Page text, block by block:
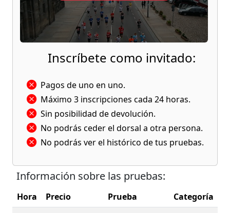
Inscríbete como invitado:
Pagos de uno en uno.
Máximo 3 inscripciones cada 24 horas.
Sin posibilidad de devolución.
No podrás ceder el dorsal a otra persona.
No podrás ver el histórico de tus pruebas.
Información sobre las pruebas:
Hora Precio Prueba
Categoría